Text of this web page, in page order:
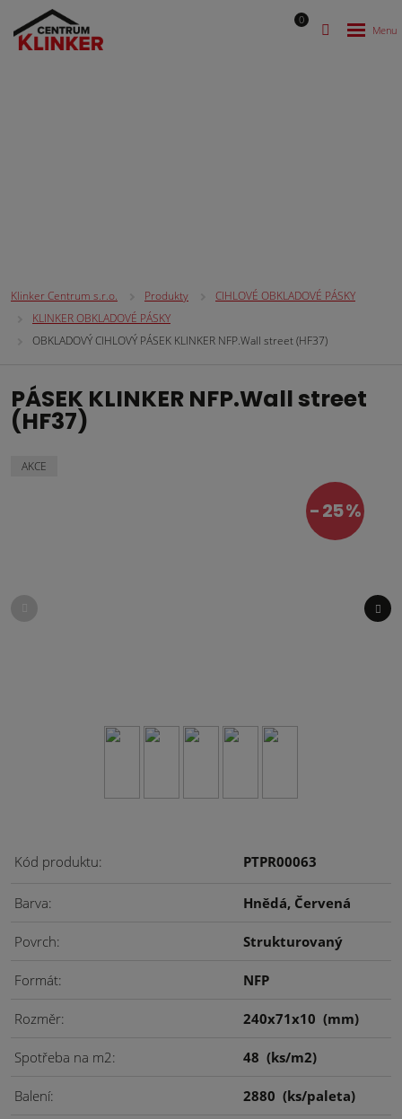
0
Klinker Centrum s.r.o. Produkty
CIHLOVÉ OBKLADOVÉ PÁSKY
KLINKER OBKLADOVÉ PÁSKY
OBKLADOVÝ CIHLOVÝ PÁSEK KLINKER NFP.Wall street (HF37)
PÁSEK KLINKER NFP.Wall street
(HF37)
AKCE
25 %
Kód produktu PTPR00063
Barva Hnědá, Červená
Povrch Strukturovaný
Formát NFP
Rozměr 240x71x10 (mm)
Spotřeba na m2 48 (ks/m2)
Balení 2880 (ks/paleta)